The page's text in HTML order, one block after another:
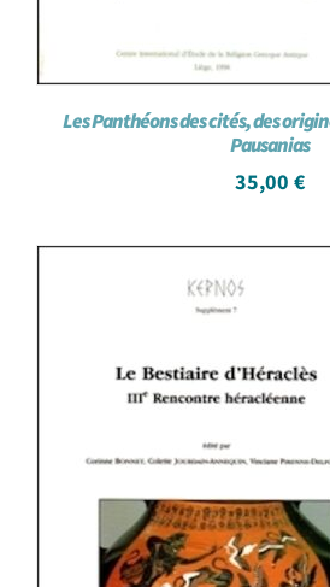
Les Panthéons des cités, des
Pausanias
35,00 €